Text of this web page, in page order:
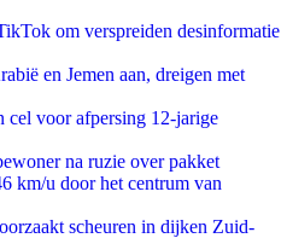
om verspreiden desinformatie
en Jemen aan, dreigen met
voor afpersing 12-jarige
na ruzie over pakket
km/u door het centrum van
scheuren in dijken Zuid-